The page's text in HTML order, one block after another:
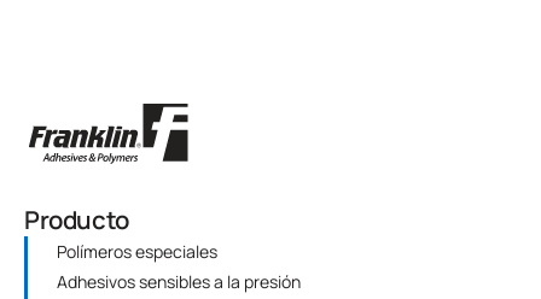
Producto
Polímeros especiales
Adhesivos sensibles a la presión